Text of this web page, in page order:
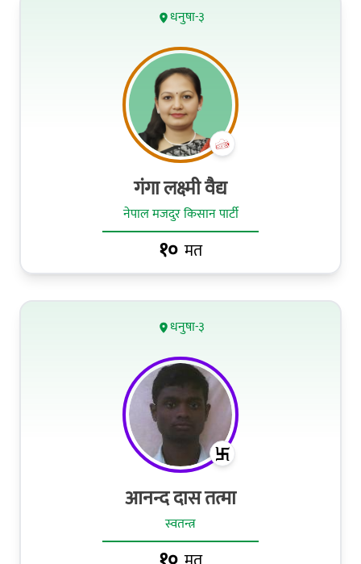
धनुषा-३
गंगा लक्ष्मी वैद्य
नेपाल मजदुर किसान पार्टी
१० मत
धनुषा-३
आनन्द दास तत्मा
स्वतन्त्र